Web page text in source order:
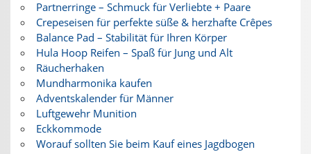
Partnerringe – Schmuck für Verliebte + Paare
Crepeseisen für perfekte süße & herzhafte Crêpes
Balance Pad – Stabilität für Ihren Körper
Hula Hoop Reifen – Spaß für Jung und Alt
Räucherhaken
Mundharmonika kaufen
Adventskalender für Männer
Luftgewehr Munition
Eckkommode
Worauf sollten Sie beim Kauf eines Jagdbogen